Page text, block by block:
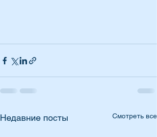
Недавние посты Смотреть все